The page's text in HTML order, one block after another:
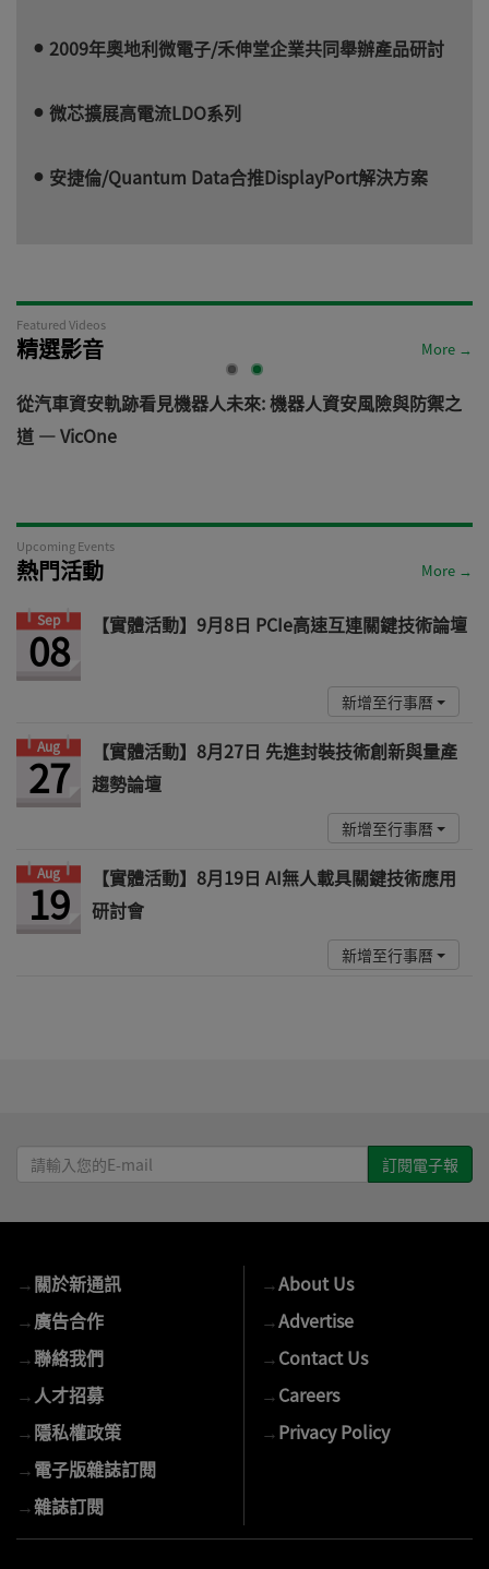
2009年奧地利微電子/禾伸堂企業共同舉辦產品研討
微芯擴展高電流LDO系列
安捷倫/Quantum Data合推DisplayPort解決方案
Featured Videos
精選影音 More →
從汽車資安軌跡看見機器人未來: 機器人資安風險與防禦之
道 — VicOne
Upcoming Events
熱門活動 More →
Sep
08 【實體活動】9月8日 PCIe高速互連關鍵技術論壇
新增至行事曆
Aug
27
【實體活動】8月27日 先進封裝技術創新與量產
趨勢論壇
新增至行事曆
Aug
19
【實體活動】8月19日 AI無人載具關鍵技術應用
研討會
新增至行事曆
請
輸
E-
mail
→關於新通訊
→廣告合作
→聯絡我們
→ 人才招募
→隱私權政策
→電子版雜誌訂閱
→雜誌訂閱
→About Us
→Advertise
→Contact Us
→Careers
→Privacy Policy